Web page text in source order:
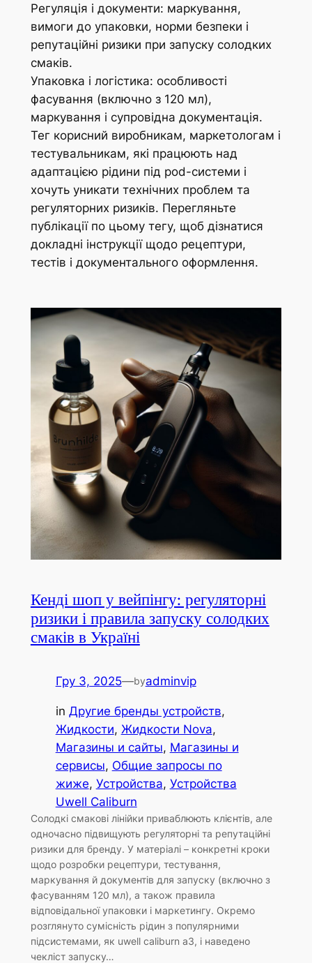
Регуляція і документи: маркування,
вимоги до упаковки, норми безпеки і
репутаційні ризики при запуску солодких
смаків.
Упаковка і логістика: особливості
фасування (включно з 120 мл),
маркування і супровідна документація.
Тег корисний виробникам, маркетологам і
тестувальникам, які працюють над
адаптацією рідини під pod-системи і
хочуть уникати технічних проблем та
регуляторних ризиків. Перегляньте
публікації по цьому тегу, щоб дізнатися
докладні інструкції щодо рецептури,
тестів і документального оформлення.
Кенді шоп у вейпінгу: регуляторні
ризики і правила запуску солодких
смаків в Україні
Гру 3, 2025—byadminvip
in Другие бренды устройств
Жидкости, Жидкости Nova
Магазины и сайты, Магазины и
сервисы, Общие запросы по
жиже, Устройства, Устройства
Uwell Caliburn
Солодкі смакові лінійки приваблюють клієнтів, але
одночасно підвищують регуляторні та репутаційні
ризики для бренду. У матеріалі – конкретні кроки
щодо розробки рецептури, тестування,
маркування й документів для запуску (включно з
фасуванням 120 мл), а також правила
відповідальної упаковки і маркетингу. Окремо
розглянуто сумісність рідин з популярними
підсистемами, як uwell caliburn a3, і наведено
чекліст запуску…